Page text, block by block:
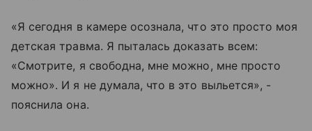
«Я сегодня в камере осознала, что это просто моя
детская травма. Я пыталась доказать всем:
«Смотрите, я свободна, мне можно, мне просто
можно». И я не думала, что в это выльется», -
пояснила она.